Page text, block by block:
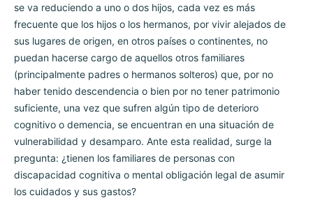
se va reduciendo a uno o dos hijos, cada vez es más
frecuente que los hijos o los hermanos, por vivir alejados de
sus lugares de origen, en otros países o continentes, no
puedan hacerse cargo de aquellos otros familiares
(principalmente padres o hermanos solteros) que, por no
haber tenido descendencia o bien por no tener patrimonio
suficiente, una vez que sufren algún tipo de deterioro
cognitivo o demencia, se encuentran en una situación de
vulnerabilidad y desamparo. Ante esta realidad, surge la
pregunta: ¿tienen los familiares de personas con
discapacidad cognitiva o mental obligación legal de asumir
los cuidados y sus gastos?